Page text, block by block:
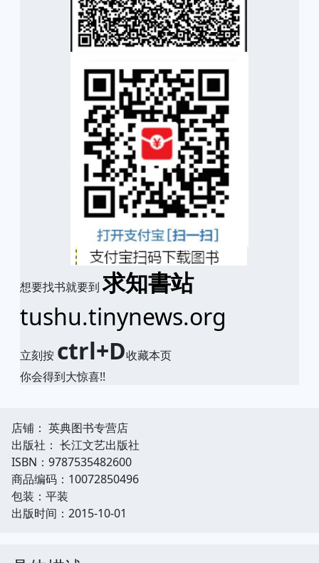
想要找书就要到求知書站
tushu.tinynews.org
立刻按 ctrl+D收藏本页
你会得到大惊喜!!
店铺： 英典图书专营店
出版社： 长江文艺出版社
ISBN：9787535482600
商品编码：10072850496
包装：平装
出版时间：2015-10-01